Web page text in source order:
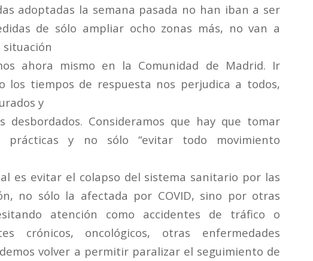
adoptadas la semana pasada no han iban a ser
de sólo ampliar ocho zonas más, no van a
ahora mismo en la Comunidad de Madrid. Ir
los tiempos de respuesta nos perjudica a todos,
y
desbordados. Consideramos que hay que tomar
prácticas y no sólo “evitar todo movimiento
es evitar el colapso del sistema sanitario por las
no sólo la afectada por COVID, sino por otras
atención como accidentes de tráfico o
crónicos, oncológicos, otras enfermedades
volver a permitir paralizar el seguimiento de